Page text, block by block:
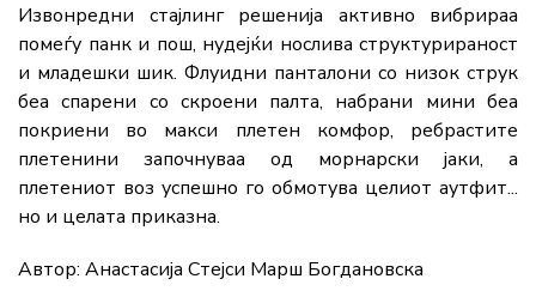
Извонредни стајлинг решенија активно вибрираа
помеѓу панк и пош, нудејќи нослива структурираност
и младешки шик. Флуидни панталони со низок струк
беа спарени со скроени палта, набрани мини беа
покриени во макси плетен комфор, ребрастите
плетенини започнуваа од морнарски јаки, а
плетениот воз успешно го обмотува целиот аутфит...
но и целата приказна.
Автор: Анастасија Стејси Марш Богдановска